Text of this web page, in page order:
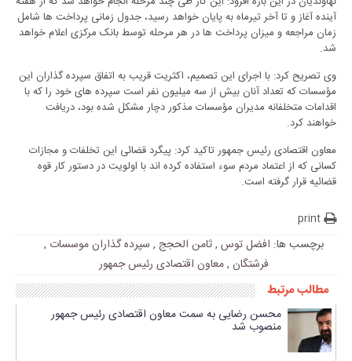
آینده آغاز و تا آخر تیرماه به پایان خواهد رسید، جدول زمانی پرداخت ها شامل
زمان مراجعه و میزان پرداخت ها در هر مرحله توسط بانک مرکزی اعلام خواهد
شد.
وی تصریح کرد: با اجرای این تصمیم، اکثریت قریب به اتفاق سپرده گذاران این
مؤسسات که تعداد آنان بیش از سه میلیون نفر است سپرده های خود را که با
اقدامات متخلفانه مدیران مؤسسات مذکور دچار مشکل شده بود، دریافت
خواهند کرد.
معاون اقتصادی رئیس جمهور تاکید کرد: پیگرد قضائی این تخلفات و مجازات
کسانی که از اعتماد مردم سوء استفاده کرده اند با اولویت در دستور کار قوه
قضائیه قرار گرفته است.
print
برچسب ها: افضل توس ,ثامن الحجج , سپرده گذاران موسسات ,
فرشتگان ,معاون اقتصادی رئیس جمهور
مطالب مرتبط
محسن رضایی به سمت معاون اقتصادی رئیس جمهور
منصوب شد